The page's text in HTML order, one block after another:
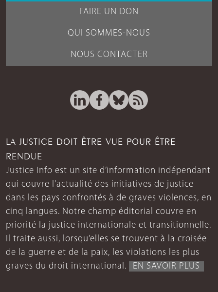
FAIRE UN DON
QUI SOMMES-NOUS
NOUS CONTACTER
LA JUSTICE DOIT ÊTRE VUE POUR ÊTRE
RENDUE
Justice Info est un site d’information indépendant
qui couvre l’actualité des initiatives de justice
dans les pays confrontés à de graves violences, en
cinq langues. Notre champ éditorial couvre en
priorité la justice internationale et transitionnelle.
Il traite aussi, lorsqu’elles se trouvent à la croisée
de la guerre et de la paix, les violations les plus
graves du droit international.
EN SAVOIR PLUS